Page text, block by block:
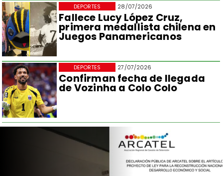
28/07/2026
Fallece Lucy López Cruz,
primera medallista chilena en
Juegos Panamericanos
DEPORTES
27/07/2026
Confirman fecha de llegada
de Vozinha a Colo Colo
DEPORTES